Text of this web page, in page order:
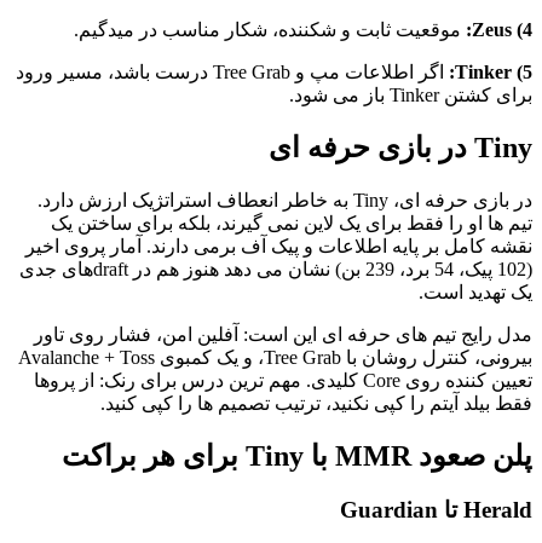
4) Zeus: موقعیت ثابت و شکننده، شکار مناسب در میدگیم.
5) Tinker:
اگر اطلاعات مپ و Tree Grab درست باشد، مسیر ورود
برای کشتن Tinker باز می شود.
Tiny در بازی حرفه ای
در بازی حرفه ای، Tiny به خاطر انعطاف استراتژیک ارزش دارد.
تیم ها او را فقط برای یک لاین نمی گیرند، بلکه برای ساختن یک
نقشه کامل بر پایه اطلاعات و پیک آف برمی دارند. آمار پروی اخیر
(102 پیک، 54 برد، 239 بن) نشان می دهد هنوز هم در draftهای جدی
یک تهدید است.
مدل رایج تیم های حرفه ای این است: آفلین امن، فشار روی تاور
بیرونی، کنترل روشان با Tree Grab، و یک کمبوی Avalanche + Toss
تعیین کننده روی Core کلیدی. مهم ترین درس برای رنک: از پروها
فقط بیلد آیتم را کپی نکنید، ترتیب تصمیم ها را کپی کنید.
پلن صعود MMR با Tiny برای هر براکت
Herald تا Guardian